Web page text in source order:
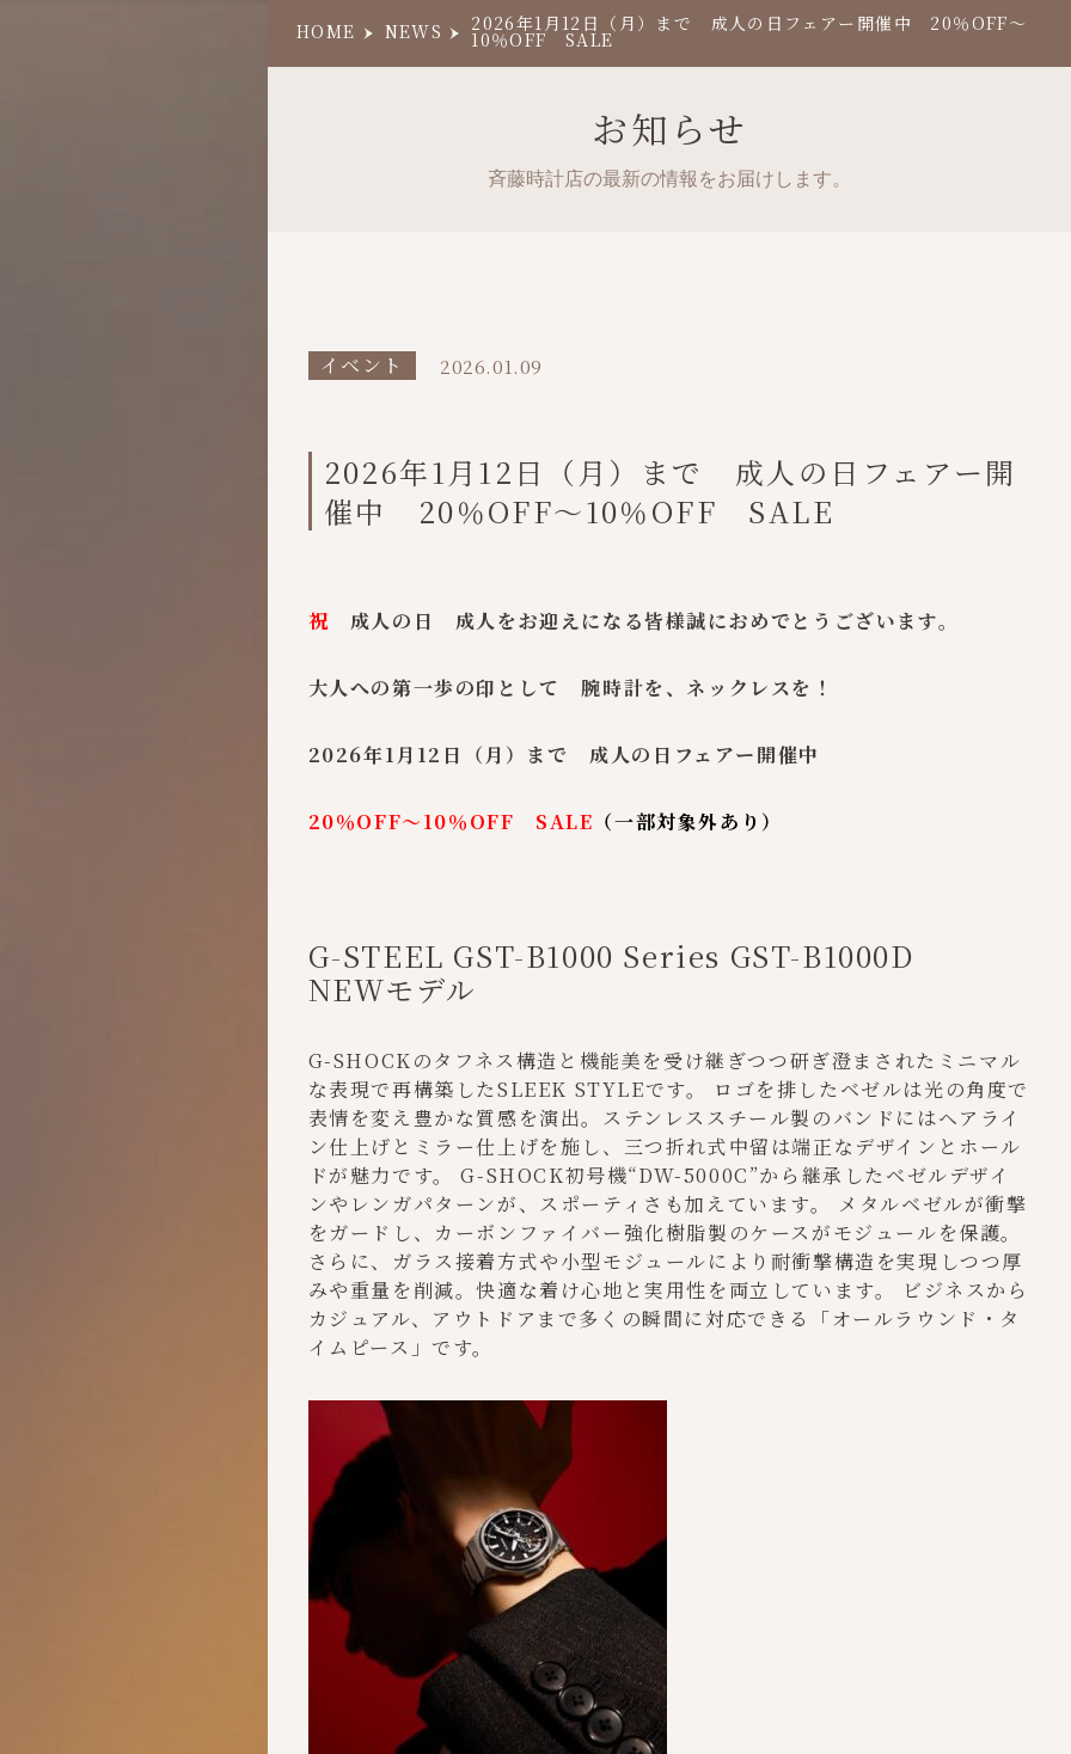
HOME NEWS 2026年1月12日（月）まで 成人の日フェアー開催中 20％OFF～
10％OFF SALE
お知らせ
斉藤時計店の最新の情報をお届けします。
イベント 2026.01.09
2026年1月12日（月）まで 成人の日フェアー開
催中 20％OFF～10％OFF SALE
祝 成人の日 成人をお迎えになる皆様誠におめでとうございます。
大人への第一歩の印として 腕時計を、ネックレスを！
2026年1月12日（月）まで 成人の日フェアー開催中
20％OFF～10％OFF SALE （一部対象外あり）
G-STEEL GST-B1000 Series GST-B1000D
NEWモデル
G-SHOCKのタフネス構造と機能美を受け継ぎつつ研ぎ澄まされたミニマル
な表現で再構築したSLEEK STYLEです。 ロゴを排したベゼルは光の角度で
表情を変え豊かな質感を演出。ステンレススチール製のバンドにはヘアライ
ン仕上げとミラー仕上げを施し、三つ折れ式中留は端正なデザインとホール
ドが魅力です。 G-SHOCK初号機“DW-5000C”から継承したベゼルデザイ
ンやレンガパターンが、スポーティさも加えています。 メタルベゼルが衝撃
をガードし、カーボンファイバー強化樹脂製のケースがモジュールを保護。
さらに、ガラス接着方式や小型モジュールにより耐衝撃構造を実現しつつ厚
みや重量を削減。快適な着け心地と実用性を両立しています。 ビジネスから
カジュアル、アウトドアまで多くの瞬間に対応できる「オールラウンド・タ
イムピース」です。